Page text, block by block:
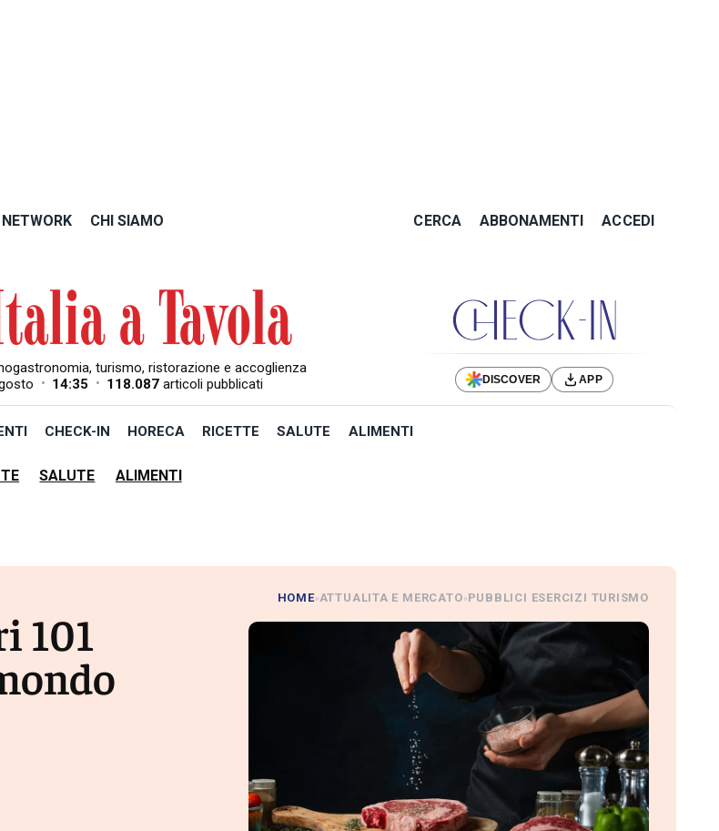
NETWORK CHI SIAMO CERCA ABBONAMENTI ACCEDI
turismo, ristorazione e accoglienza
• 14:35 • 118.087 articoli pubblicati DISCOVER APP
CHECK-IN HORECA RICETTE SALUTE ALIMENTI
SALUTE ALIMENTI
HOME»ATTUALITA E MERCATO»PUBBLICI ESERCIZI TURISMO
101